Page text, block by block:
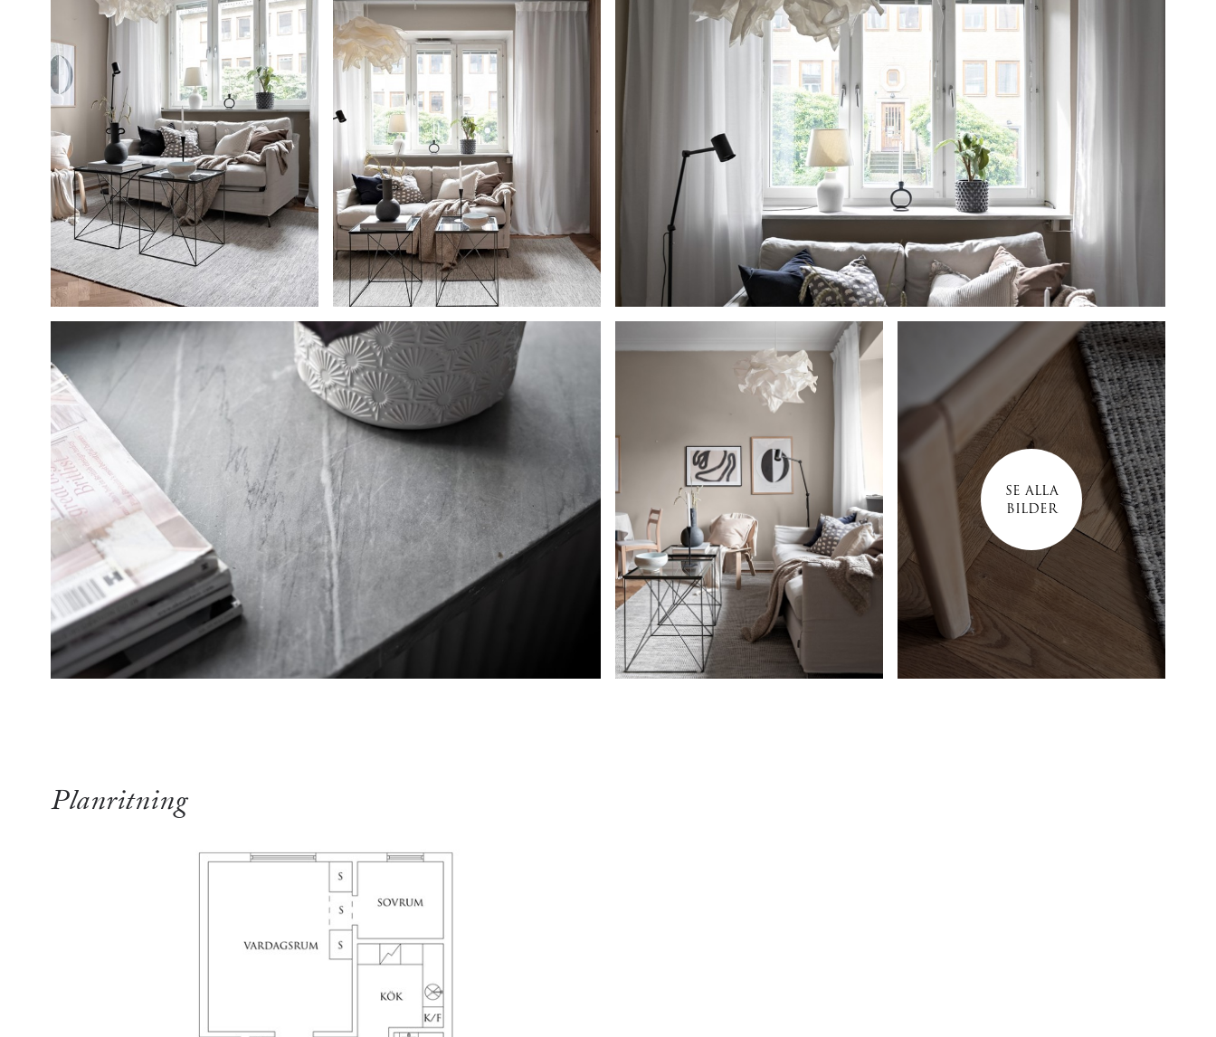
SE ALLA
BILDER
Planritning